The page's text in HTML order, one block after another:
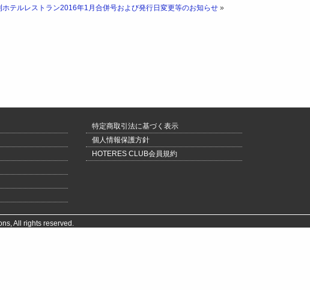
ホテルレストラン2016年1月合併号および発行日変更等のお知らせ »
特定商取引法に基づく表示
個人情報保護方針
HOTERES CLUB会員規約
All rights reserved.